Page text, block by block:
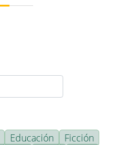
Educación
Ficción